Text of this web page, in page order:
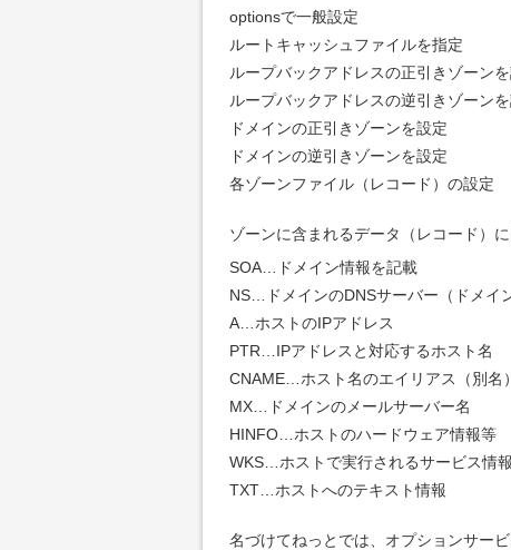
optionsで一般設定
ルートキャッシュファイルを指定
ループバックアドレスの正引きゾーン
ループバックアドレスの逆引きゾーン
ドメインの正引きゾーンを設定
ドメインの逆引きゾーンを設定
各ゾーンファイル（レコード）の設定
ゾーンに含まれるデータ（レコード）
SOA…ドメイン情報を記載
NS…ドメインのDNSサーバー（ドメイ
A…ホストのIPアドレス
PTR…IPアドレスと対応するホスト名
CNAME…ホスト名のエイリアス（別名）
MX…ドメインのメールサーバー名
HINFO…ホストのハードウェア情報等
WKS…ホストで実行されるサービス情報
TXT…ホストへのテキスト情報
名づけてねっとでは、オプションサー